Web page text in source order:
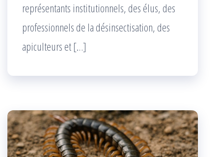
représentants institutionnels, des élus, des
professionnels de la désinsectisation, des
apiculteurs et […]